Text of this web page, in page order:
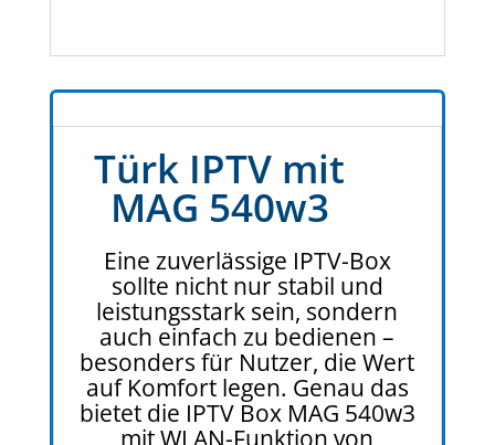
Türk IPTV mit
MAG 540w3
Eine zuverlässige IPTV-Box
sollte nicht nur stabil und
leistungsstark sein, sondern
auch einfach zu bedienen –
besonders für Nutzer, die Wert
auf Komfort legen. Genau das
bietet die IPTV Box MAG 540w3
mit WLAN-Funktion von